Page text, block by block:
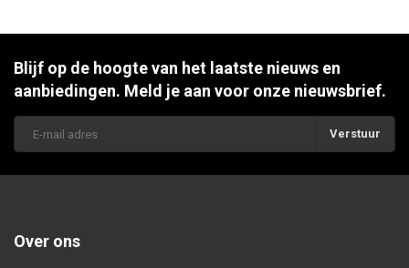
Blijf op de hoogte van het laatste nieuws en
aanbiedingen. Meld je aan voor onze nieuwsbrief.
Verstuur
Over ons